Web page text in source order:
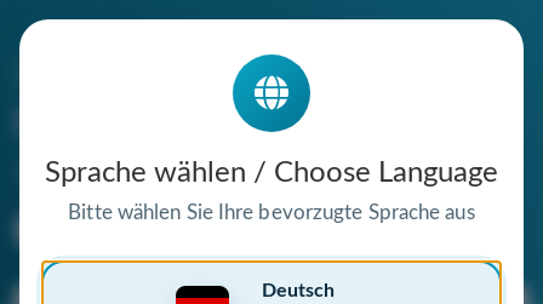
Sprache wählen / Choose Language
Bitte wählen Sie Ihre bevorzugte Sprache aus
Deutsch
bikecare-mp.de
steht zum Verkauf